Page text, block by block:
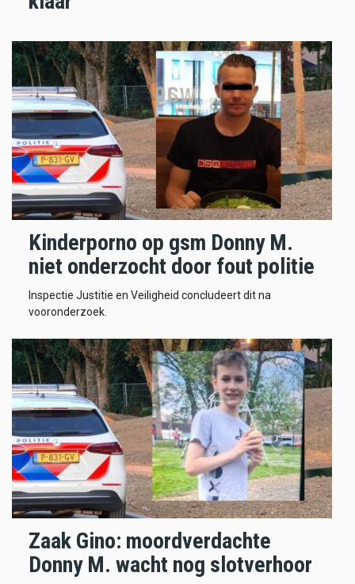
Kinderporno op gsm Donny M.
niet onderzocht door fout politie
Inspectie Justitie en Veiligheid concludeert dit na
vooronderzoek.
Zaak Gino: moordverdachte
Donny M. wacht nog slotverhoor